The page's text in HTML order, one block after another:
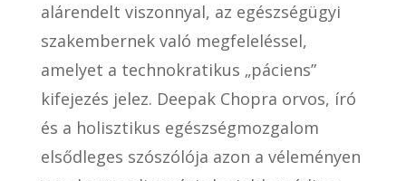
alárendelt viszonnyal, az egészségügyi
szakembernek való megfeleléssel,
amelyet a technokratikus „páciens”
kifejezés jelez. Deepak Chopra orvos, író
és a holisztikus egészségmozgalom
elsődleges szószólója azon a véleményen